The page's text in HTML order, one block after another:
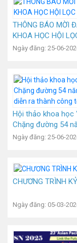
THÔNG BÁO MỜI
KHOA HỌC HỘI
2026)
Ngày đăng: 25-06-
Hội thảo khoa học
Chặng đường 54
lai” diễn ra thành
Ngày đăng: 25-06-
CHƯƠNG TRÌNH
Ngày đăng: 05-03-